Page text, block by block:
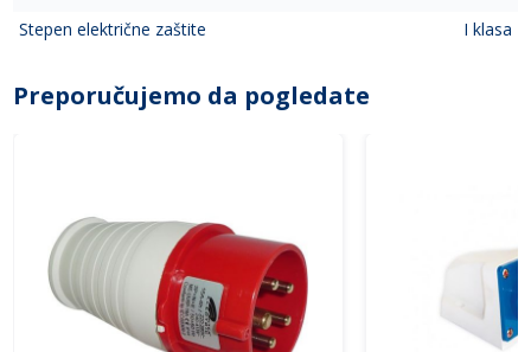
Stepen električne zaštite I klasa
Preporučujemo da pogledate